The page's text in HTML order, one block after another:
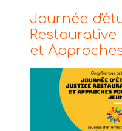
Journée
Restaurative
et